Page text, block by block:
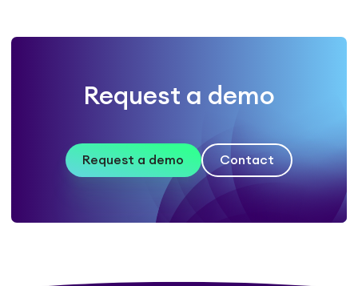
Request a demo
Request a demo Contact